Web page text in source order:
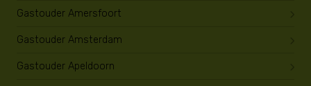
Gastouder Amersfoort
Gastouder Amsterdam
Gastouder Apeldoorn